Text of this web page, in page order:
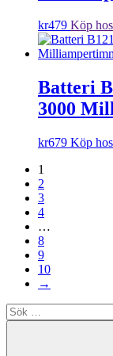
kr479 Köp
Batteri
3000
kr679 Köp
1
2
3
4
…
8
9
10
→
Sök
efter: